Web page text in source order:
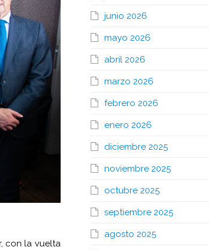
con la vuelta
junio 2026
mayo 2026
abril 2026
marzo 2026
febrero 2026
enero 2026
diciembre 2025
noviembre 2025
octubre 2025
septiembre 2025
agosto 2025